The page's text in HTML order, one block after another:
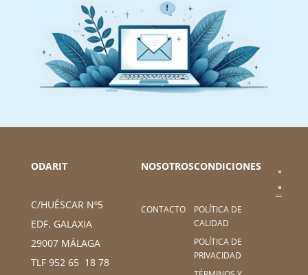
ODARIT
C/HUÉSCAR Nº5
EDF. GALAXIA
29007 MÁLAGA
TLF 952 65 18 78
NOSOTROS
CONTACTO
CONDICIONES
POLÍTICA DE
CALIDAD
POLÍTICA DE
PRIVACIDAD